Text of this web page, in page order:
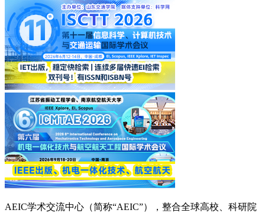
AEIC学术交流中心（简称“AEIC”），整合全球高校、科研院